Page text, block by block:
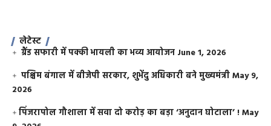
लेटेस्ट
ग्रैंड सफारी में पक्की भायली का भव्य आयोजन June 1, 2026
पश्चिम बंगाल में बीजेपी सरकार, शुभेंदु अधिकारी बने मुख्यमंत्रीMay 9,
2026
​पिंजरापोल गौशाला में सवा दो करोड़ का बड़ा ‘अनुदान घोटाला’ !May